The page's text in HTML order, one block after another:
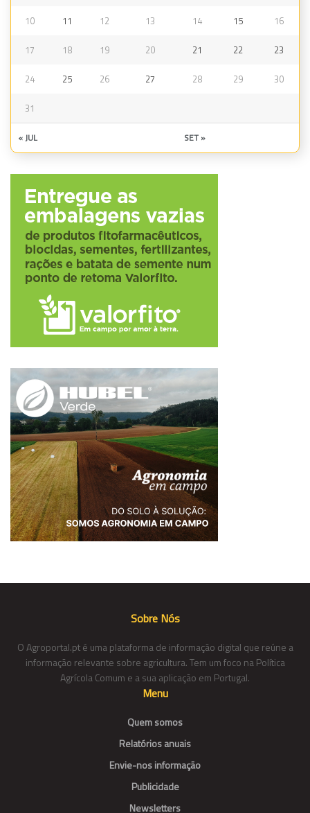
10 11 12 13 14 15 16
17 18 19 20 21 22 23
24 25 26 27 28 29 30
31
« JUL SET »
Sobre Nós
O Agroportal.pt é uma plataforma de informação digital que reúne a
informação relevante sobre agricultura. Tem um foco na Política
Agrícola Comum e a sua aplicação em Portugal.
Menu
Quem somos
Relatórios anuais
Envie-nos informação
Publicidade
Newsletters